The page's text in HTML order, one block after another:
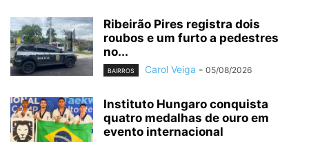
Ribeirão Pires registra dois
roubos e um furto a pedestres
no...
BAIRROS Carol Veiga - 05/08/2026
Instituto Hungaro conquista
quatro medalhas de ouro em
evento internacional